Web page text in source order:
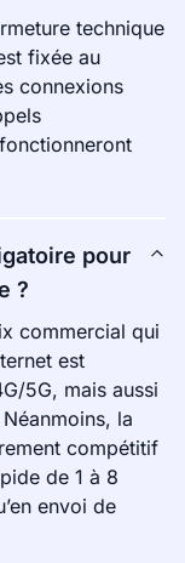
technique
fixée au
connexions
pour
?
commercial qui
est
5G, mais aussi
la
compétitif
de 1 à 8
envoi de